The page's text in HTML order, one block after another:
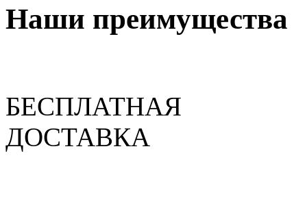
Наши преимущества
БЕСПЛАТНАЯ
ДОСТАВКА